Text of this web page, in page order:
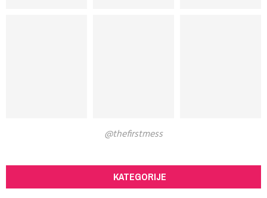
@thefirstmess
KATEGORIJE